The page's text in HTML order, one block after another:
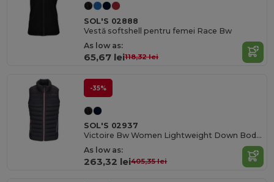
SOL'S 02888
Vestă softshell pentru femei Race Bw
As low as:
65,67 lei118,32 lei
-35%
SOL'S 02937
Victoire Bw Women Lightweight Down Bodywarmer
As low as:
263,32 lei405,35 lei